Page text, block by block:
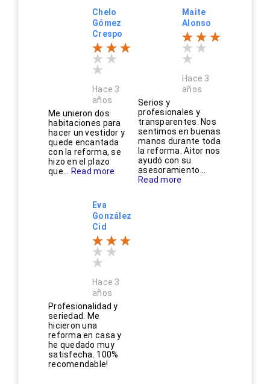
Chelo
Gómez
Crespo
Hace 3
años
Me unieron dos
habitaciones para
hacer un vestidor y
quede encantada
con la reforma, se
hizo en el plazo
que...
Read more
Maite
Alonso
Hace 3
años
Serios y
profesionales y
transparentes. Nos
sentimos en buenas
manos durante toda
la reforma. Aitor nos
ayudó con su
asesoramiento...
Read more
Eva
González
Cid
Hace 3
años
Profesionalidad y
seriedad. Me
hicieron una
reforma en casa y
he quedado muy
satisfecha. 100%
recomendable!